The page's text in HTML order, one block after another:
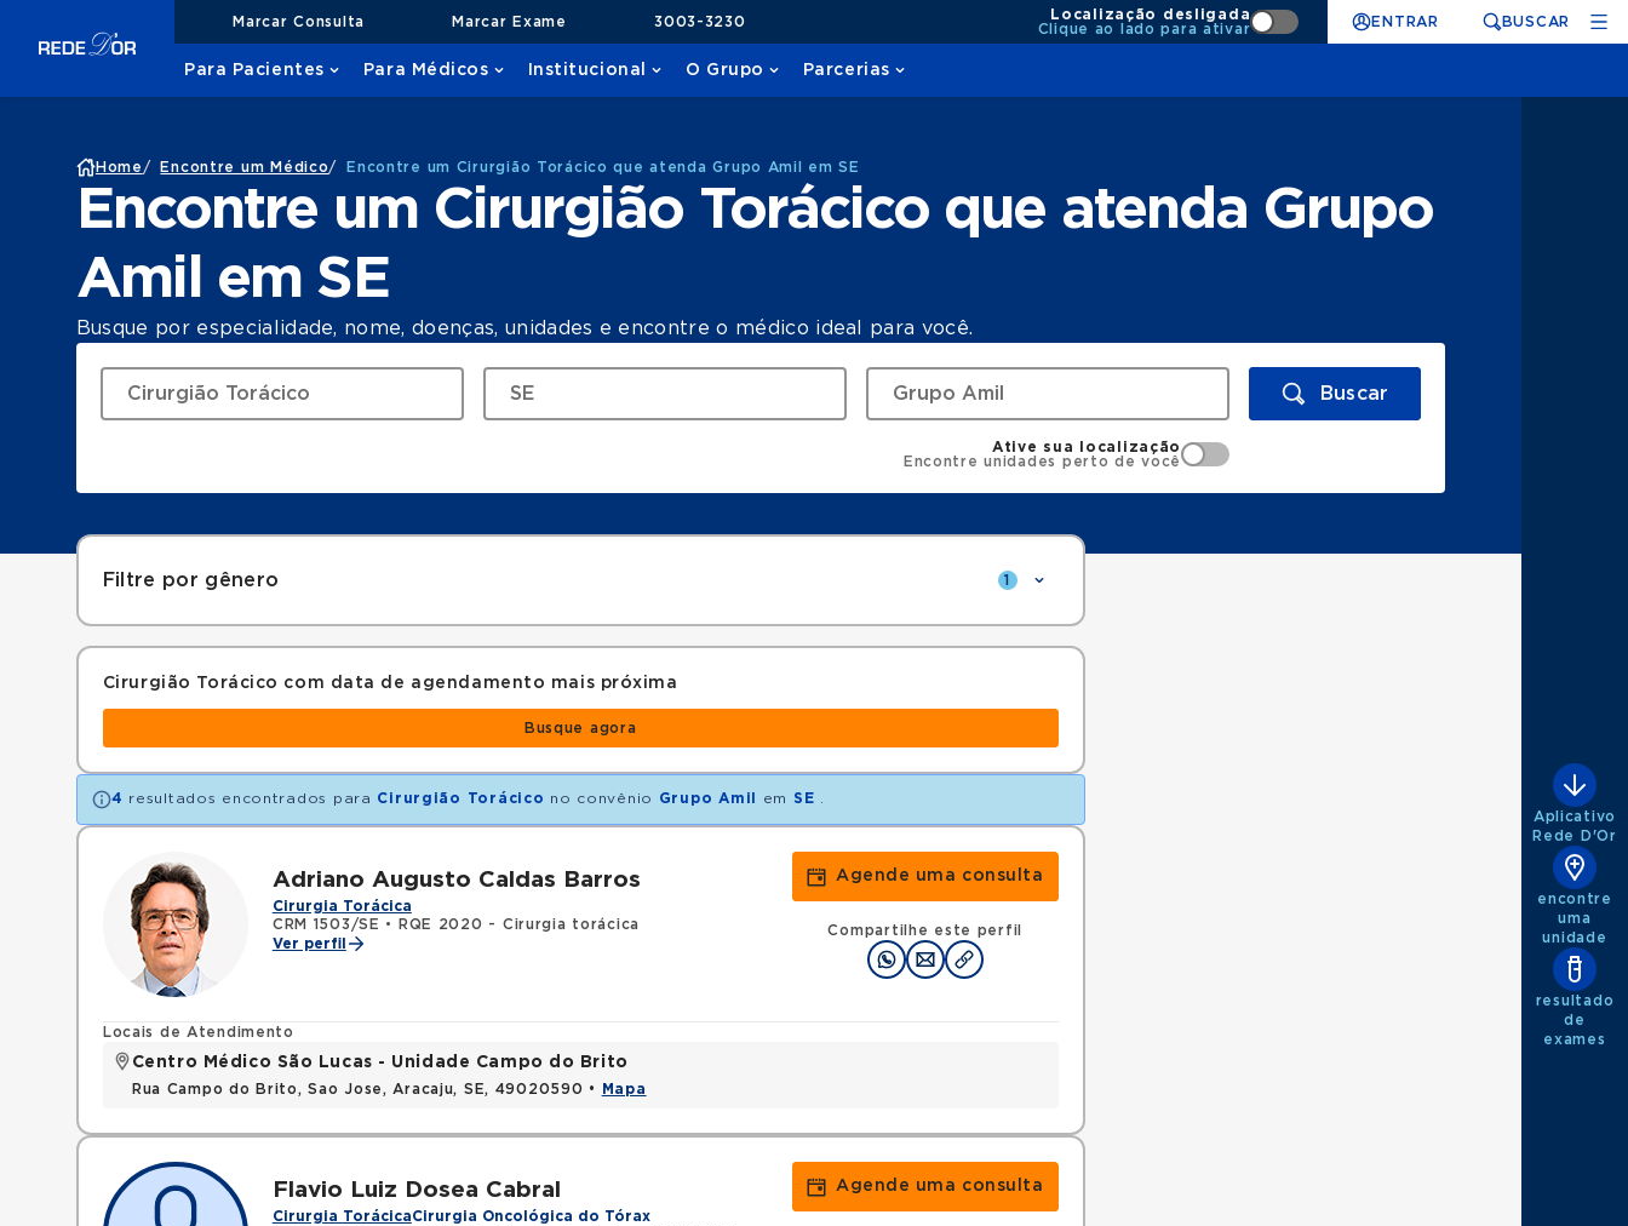
Marcar Consulta Marcar Exame 3003-3230
Localização desligada
Clique ao lado para ativar
ENTRAR BUSCAR
Para Pacientes Para Médicos Institucional O Grupo Parcerias
Home / Encontre um Médico/ Encontre um Cirurgião Torácico que atenda Grupo Amil em SE
Encontre um Cirurgião Torácico que atenda Grupo
Amil em SE
Busque por especialidade, nome, doenças, unidades e encontre o médico ideal para você.
Buscar
Ative sua localização
Encontre unidades perto de você
Filtre por gênero 1
Cirurgião Torácico com data de agendamento mais próxima
Busque agora
4 resultados encontrados para Cirurgião Torácico no convênio Grupo Amil em SE
Adriano Augusto Caldas Barros
Cirurgia Torácica
CRM 1503/SE •
RQE 2020 - Cirurgia torácica
Ver perfil
Agende uma consulta
Compartilhe este perfil
Locais de Atendimento
Centro Médico São Lucas - Unidade Campo do Brito
Rua Campo do Brito, Sao Jose, Aracaju, SE, 49020590 • Mapa
Flavio Luiz Dosea Cabral
Cirurgia TorácicaCirurgia Oncológica do Tórax
Agende uma consulta
Aplicativo
Rede D'Or
encontre
uma
unidade
resultado
de
exames